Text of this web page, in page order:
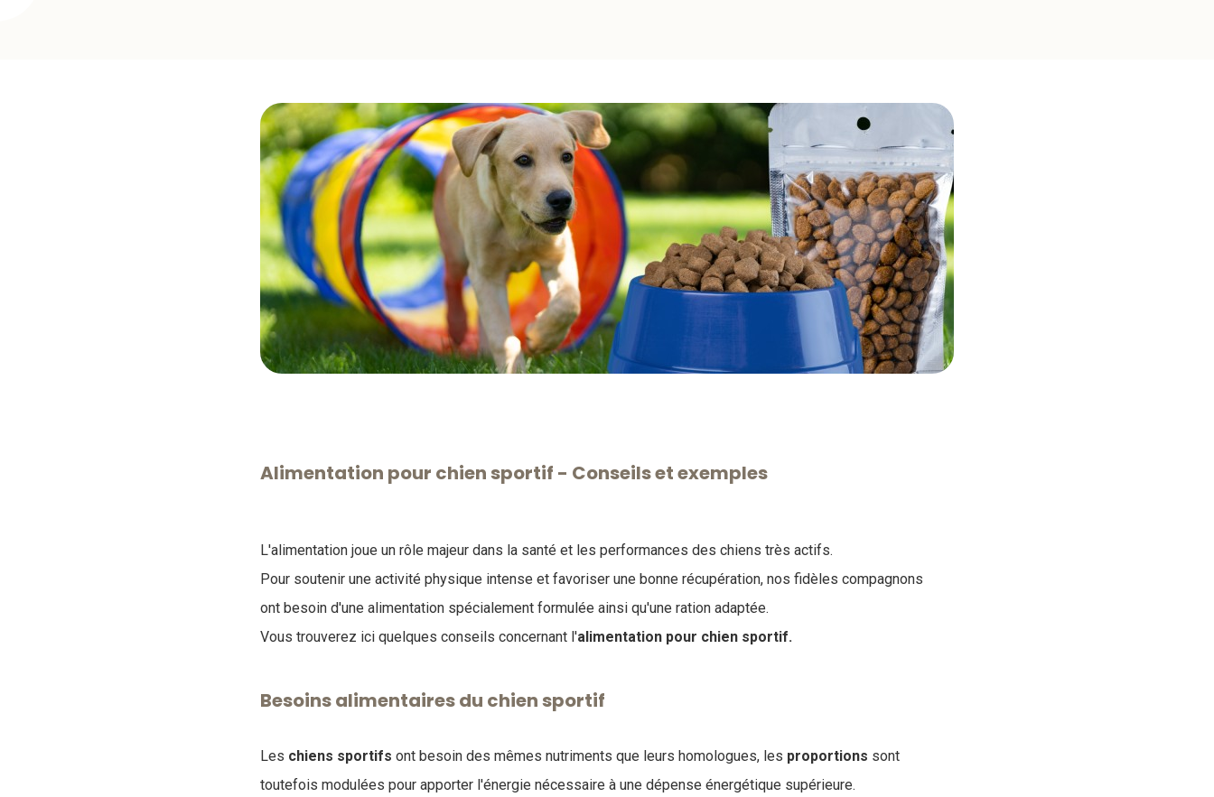
Alimentation pour chien sportif - Conseils et exemples
L'alimentation joue un rôle majeur dans la santé et les performances des chiens très actifs.
Pour soutenir une activité physique intense et favoriser une bonne récupération, nos fidèles compagnons
ont besoin d'une alimentation spécialement formulée ainsi qu'une ration adaptée.
Vous trouverez ici quelques conseils concernant l'alimentation pour chien sportif.
Besoins alimentaires du chien sportif
Les chiens sportifs ont besoin des mêmes nutriments que leurs homologues, les proportions sont
toutefois modulées pour apporter l'énergie nécessaire à une dépense énergétique supérieure.